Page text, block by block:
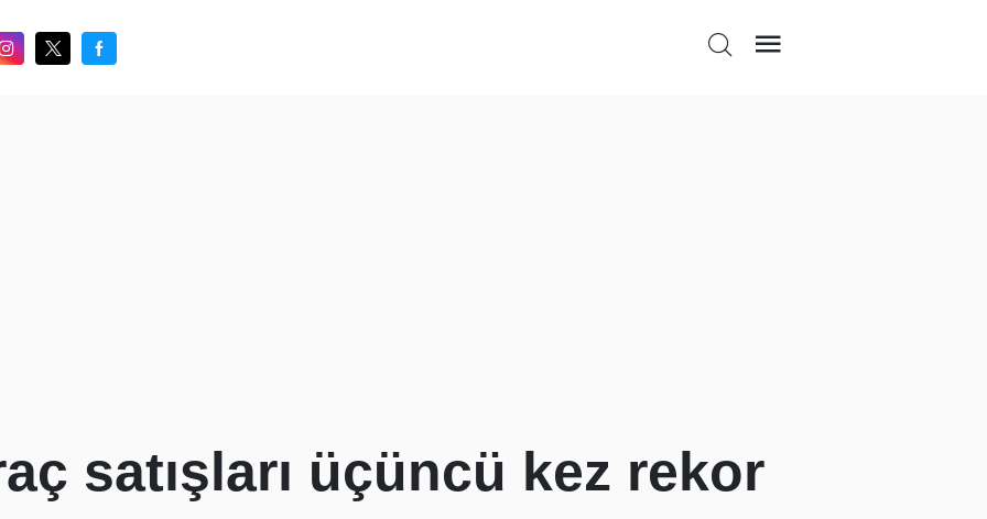
satışları üçüncü kez rekor